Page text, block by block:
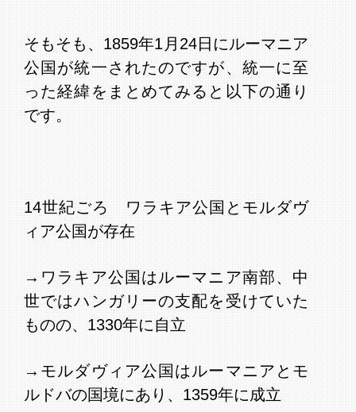
そもそも、1859年1月24日にルーマニア
公国が統一されたのですが、統一に至
った経緯をまとめてみると以下の通り
です。
14世紀ごろ　ワラキア公国とモルダヴ
ィア公国が存在
→ワラキア公国はルーマニア南部、中
世ではハンガリーの支配を受けていた
ものの、1330年に自立
→モルダヴィア公国はルーマニアとモ
ルドバの国境にあり、1359年に成立